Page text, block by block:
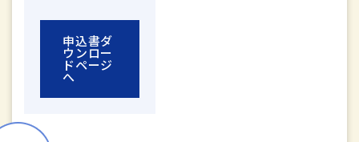
申込書ダ
ウンロー
ドページ
へ